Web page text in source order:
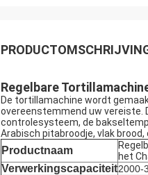
Regelbare
De tortillamachine wordt
overeenstemmend uw vereiste.
controlesysteem, de
Arabisch pitabroodje, vlak brood,
Productnaam
het
Verwerkingscapaciteit2000-